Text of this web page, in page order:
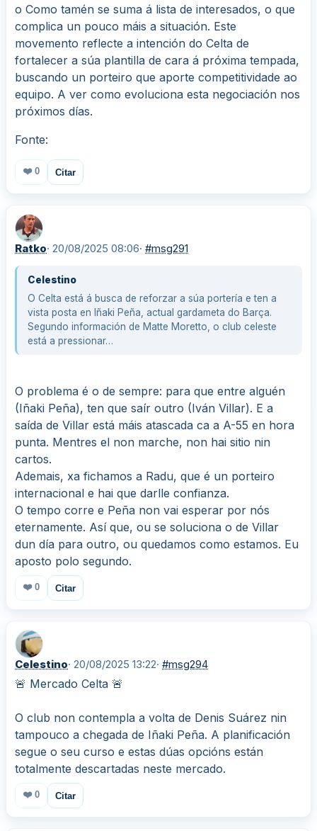
o Como tamén se suma á lista de interesados, o que
complica un pouco máis a situación. Este
movemento reflecte a intención do Celta de
fortalecer a súa plantilla de cara á próxima tempada,
buscando un porteiro que aporte competitividade ao
equipo. A ver como evoluciona esta negociación nos
próximos días.
Fonte:
❤️ 0 Citar
Ratko· 20/08/2025 08:06· #msg291
Celestino
O Celta está á busca de reforzar a súa portería e ten a
vista posta en Iñaki Peña, actual gardameta do Barça.
Segundo información de Matte Moretto, o club celeste
está a pressionar…
O problema é o de sempre: para que entre alguén
(Iñaki Peña), ten que saír outro (Iván Villar). E a
saída de Villar está máis atascada ca a A-55 en hora
punta. Mentres el non marche, non hai sitio nin
cartos.
Ademais, xa fichamos a Radu, que é un porteiro
internacional e hai que darlle confianza.
O tempo corre e Peña non vai esperar por nós
eternamente. Así que, ou se soluciona o de Villar
dun día para outro, ou quedamos como estamos. Eu
aposto polo segundo.
❤️ 0 Citar
Celestino· 20/08/2025 13:22· #msg294
🚨 Mercado Celta 🚨
O club non contempla a volta de Denis Suárez nin
tampouco a chegada de Iñaki Peña. A planificación
segue o seu curso e estas dúas opcións están
totalmente descartadas neste mercado.
❤️ 0 Citar